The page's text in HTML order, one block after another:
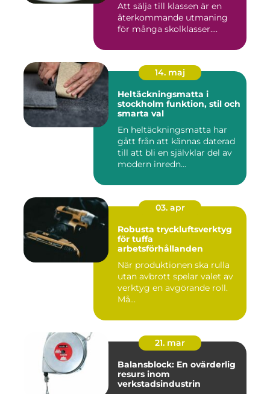
Att sälja till klassen är en
återkommande utmaning
för många skolklasser....
14. maj
Heltäckningsmatta i
stockholm funktion, stil och
smarta val
En heltäckningsmatta har
gått från att kännas daterad
till att bli en självklar del av
modern inredn...
03. apr
Robusta tryckluftsverktyg
för tuffa
arbetsförhållanden
När produktionen ska rulla
utan avbrott spelar valet av
verktyg en avgörande roll.
Må...
21. mar
Balansblock: En ovärderlig
resurs inom
verkstadsindustrin